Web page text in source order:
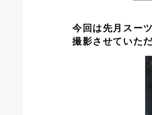
今回は先月スー
撮影させていた